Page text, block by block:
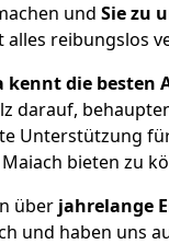
und Sie zu
alles reibungslos
kennt die besten
darauf,
Unterstützung
bieten zu
überjahrelange
und haben uns